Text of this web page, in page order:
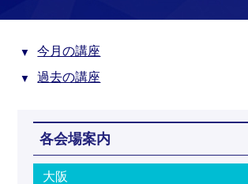
今月の講座
過去の講座
各会場案内
大阪